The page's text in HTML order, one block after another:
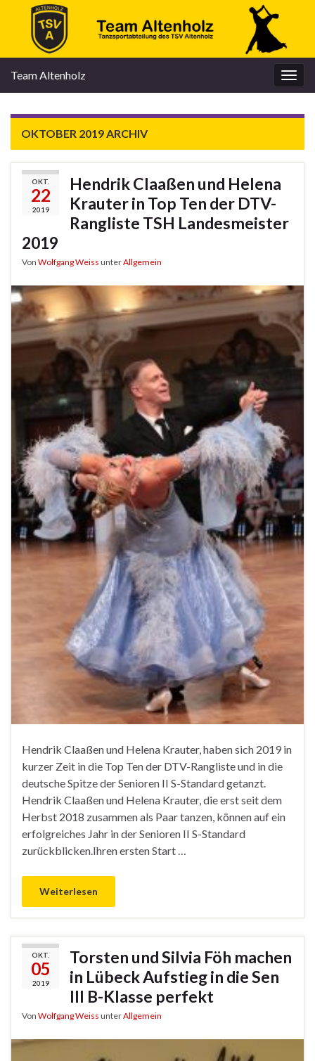
Team Altenholz
OKTOBER 2019ARCHIV
OKT.
22
2019
Hendrik Claaßen und Helena
Krauter in Top Ten der DTV-
Rangliste TSH Landesmeister
2019
Von Wolfgang Weiss unterAllgemein
Hendrik Claaßen und Helena Krauter, haben sich 2019 in
kurzer Zeit in die Top Ten der DTV-Rangliste und in die
deutsche Spitze der Senioren II S-Standard getanzt.
Hendrik Claaßen und Helena Krauter, die erst seit dem
Herbst 2018 zusammen als Paar tanzen, können auf ein
erfolgreiches Jahr in der Senioren II S-Standard
zurückblicken.Ihren ersten Start …
Weiterlesen
OKT.
05
2019
Torsten und Silvia Föh machen
in Lübeck Aufstieg in die Sen
III B-Klasse perfekt
Von Wolfgang Weiss unterAllgemein